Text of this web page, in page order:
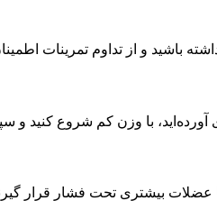
باشید و از تداوم تمرینات
آورده‌اید، با وزن کم شروع کنید و
عضلات بیشتری تحت فشار قرار